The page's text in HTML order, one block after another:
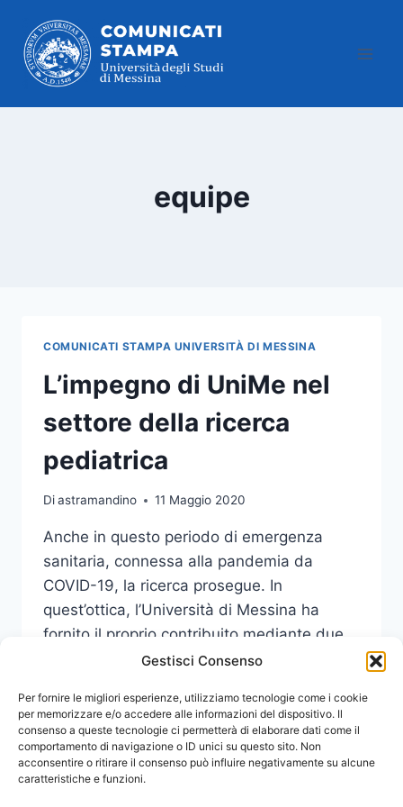
Gestisci Consenso
Per fornire le migliori esperienze, utilizziamo tecnologie come i cookie
per memorizzare e/o accedere alle informazioni del dispositivo. Il
consenso a queste tecnologie ci permetterà di elaborare dati come il
comportamento di navigazione o ID unici su questo sito. Non
acconsentire o ritirare il consenso può influire negativamente su alcune
caratteristiche e funzioni.
contenuto
equipe
COMUNICATI STAMPA UNIVERSITÀ DI MESSINA
L’impegno di UniMe nel
settore della ricerca
pediatrica
Diastramandino 11 Maggio 2020
Anche in questo periodo di emergenza
sanitaria, connessa alla pandemia da
COVID-19, la ricerca prosegue. In
quest’ottica, l’Università di Messina ha
fornito il proprio contribuito mediante due
studi relativi al settore della Pediatria.
LEGGI DI PIÙL’IMPEGNO
DI
UNIME
NEL
SETTORE